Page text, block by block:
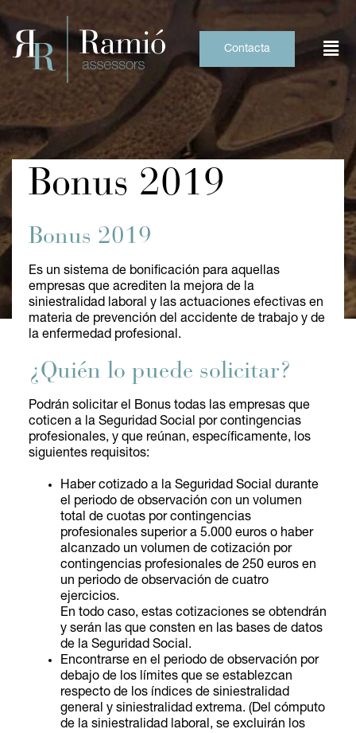
content
Contacta
Bonus 2019
Bonus 2019
Es un sistema de bonificación para aquellas
empresas que acrediten la mejora de la
siniestralidad laboral y las actuaciones efectivas en
materia de prevención del accidente de trabajo y de
la enfermedad profesional.
¿Quién lo puede solicitar?
Podrán solicitar el Bonus todas las empresas que
coticen a la Seguridad Social por contingencias
profesionales, y que reúnan, específicamente, los
siguientes requisitos:
Haber cotizado a la Seguridad Social durante
el periodo de observación con un volumen
total de cuotas por contingencias
profesionales superior a 5.000 euros o haber
alcanzado un volumen de cotización por
contingencias profesionales de 250 euros en
un periodo de observación de cuatro
ejercicios.
En todo caso, estas cotizaciones se obtendrán
y serán las que consten en las bases de datos
de la Seguridad Social.
Encontrarse en el periodo de observación por
debajo de los límites que se establezcan
respecto de los índices de siniestralidad
general y siniestralidad extrema. (Del cómputo
de la siniestralidad laboral, se excluirán los